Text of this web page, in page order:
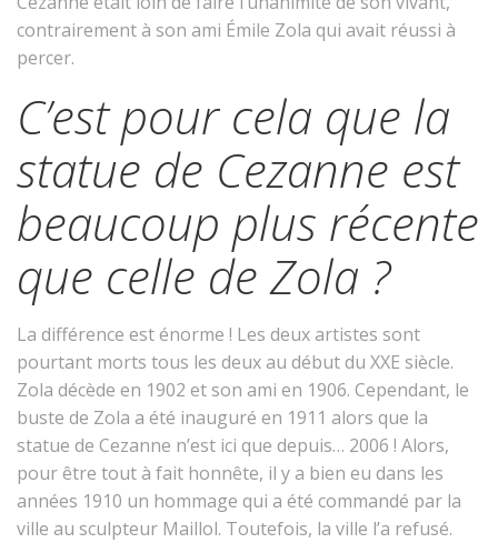
contrairement à son ami Émile Zola qui avait réussi à
percer.
C’est pour cela que la
statue de Cezanne est
beaucoup plus récente
que celle de Zola ?
La différence est énorme ! Les deux artistes sont
pourtant morts tous les deux au début du XXE siècle.
Zola décède en 1902 et son ami en 1906. Cependant, le
buste de Zola a été inauguré en 1911 alors que la
statue de Cezanne n’est ici que depuis… 2006 ! Alors,
pour être tout à fait honnête, il y a bien eu dans les
années 1910 un hommage qui a été commandé par la
ville au sculpteur Maillol. Toutefois, la ville l’a refusé.